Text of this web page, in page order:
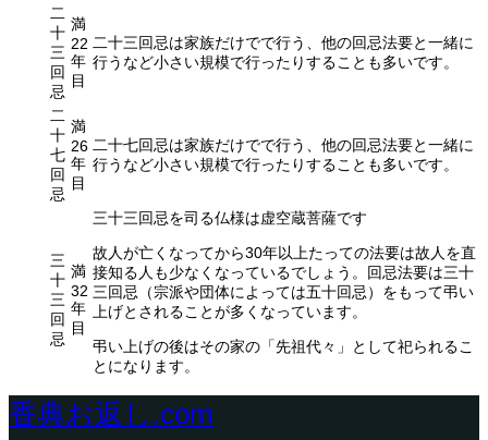
二
十
三
回
忌
満
22
年
目
二十三回忌は家族だけでで行う、他の回忌法要と一緒に
行うなど小さい規模で行ったりすることも多いです。
二
十
七
回
忌
満
26
年
目
二十七回忌は家族だけでで行う、他の回忌法要と一緒に
行うなど小さい規模で行ったりすることも多いです。
三
十
三
回
忌
満
32
年
目
三十三回忌を司る仏様は虚空蔵菩薩です
故人が亡くなってから30年以上たっての法要は故人を直
接知る人も少なくなっているでしょう。回忌法要は三十
三回忌（宗派や団体によっては五十回忌）をもって弔い
上げとされることが多くなっています。
弔い上げの後はその家の「先祖代々」として祀られるこ
とになります。
香典お返し.com